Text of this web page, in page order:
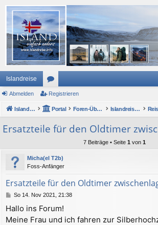
Islandreise
or
en
Abmelden Registrieren
Islandreise Portal Foren-Übersicht Islandreise Forum
Ersatzteile für den Oldtimer
7 Beiträge • Seite 1 von 1
Micha(el T2b)
Foss-Anfänger
Ersatzteile für den Oldtimer
B
i
t
So 14. Nov 2021, 21:38
Hallo ins Forum!
Meine Frau und ich fahren zur